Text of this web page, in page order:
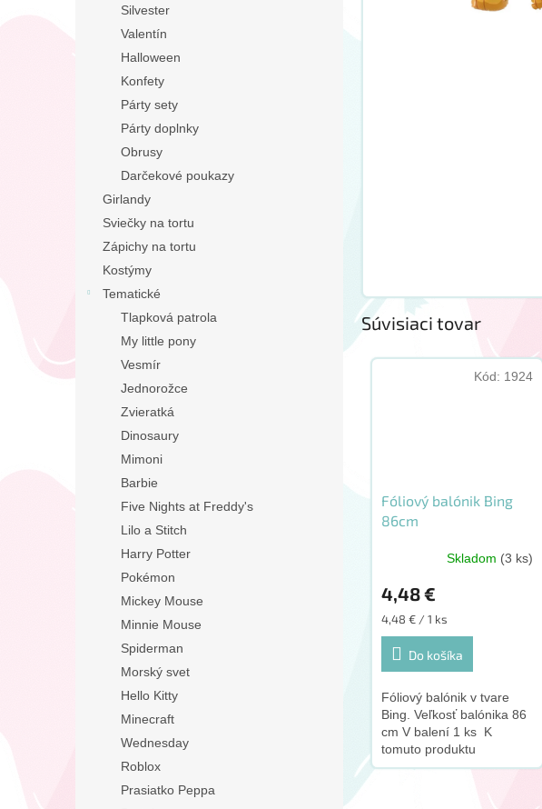
Silvester
Valentín
Halloween
Konfety
Párty sety
Párty doplnky
Obrusy
Darčekové poukazy
Girlandy
Sviečky na tortu
Zápichy na tortu
Kostýmy
Tematické
Tlapková patrola
My little pony
Vesmír
Jednorožce
Zvieratká
Dinosaury
Mimoni
Barbie
Five Nights at Freddy's
Lilo a Stitch
Harry Potter
Pokémon
Mickey Mouse
Minnie Mouse
Spiderman
Morský svet
Hello Kitty
Minecraft
Wednesday
Roblox
Prasiatko Peppa
Súvisiaci tovar
Fóliový balónik Bing
86cm
Skladom (3 ks)
4,48 €
Jednotková
cena:
4,48 € / 1 ks
Do košíka
Fóliový balónik v tvare
Bing. Veľkosť balónika 86
cm V balení 1 ks K
tomuto produktu
odporúčame dokúpiť tento
Kód: 1924